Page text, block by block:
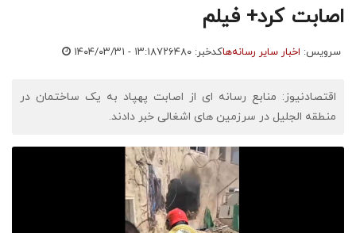
اصابت کرد+ فیلم
سرویس: اخبار سایر رسانه‌هاکدخبر: ۷۲۶۴۸۰ ۱۴۰۴/۰۳/۳۱ - ۱۳:۱۸
اقتصادنیوز: منابع رسانه ای از اصابت پهپاد به یک ساختمان در
منطقه الجلیل در سرزمین های اشغالی خبر دادند.